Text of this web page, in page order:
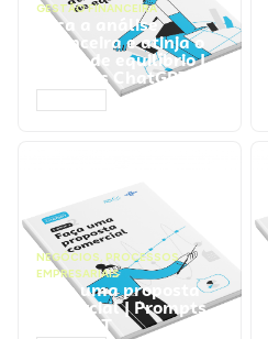
GESTÃO FINANCEIRA
Faça a análise
financeira e atinja o
ponto de equilíbrio |
Prompts ChatGPT
NEGÓCIOS, PROCESSOS
EMPRESARIAIS
Faça uma proposta
comercial | Prompts
ChatGPT